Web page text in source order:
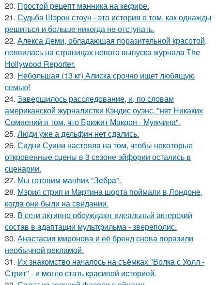
20. Простой рецепт манника на кефире.
21. Судьба Шэрон стоун - это история о том, как однажды
решиться и больше никогда не отступать.
22. Алекса Деми, обладающая поразительной красотой,
появилась на страницах нового выпуска журнала The
Hollywood Reporter.
23. Небольшая (13 кг) Алиска срочно ищет любящую
семью!
24. Завершилось расследование, и, по словам
американской журналистки Кэндис оуэнс, "нет Никаких
Сомнений в том, что Брижит Макрон - Мужчина".
25. Люди уже а дельфин нет сдались.
26. Сидни Суини настояла на том, чтобы некоторые
откровенные сцены в 3 сезоне эйфории остались в
сценарии.
27. Мы готовим мaнhиk "Зeбpa".
28. Мэрил стрип и Мартина шорта поймали в Лондоне,
когда они были на свидании.
29. В сети активно обсуждают идеальный актерский
состав в адаптации мультфильма - звереполис.
30. Анастасия миронова и её бренд снова поразили
необычной рекламой.
31. Их знакомство началось на съёмках "Волка с Уолл -
Стрит" - и могло стать красивой историей.